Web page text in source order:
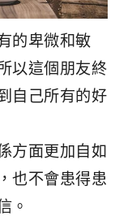
的卑微和敏
以這個朋友終
自己所有的好
方面更加自如
也不會患得患
。